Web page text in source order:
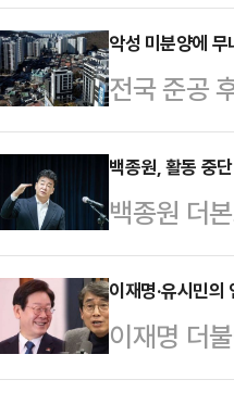
기를 잡아
광훈 목사
호 전 여의
전 부원장
흔들 '막판
후보 아들
보와 배우
한 화력 극
로 풀이된
호 씨를 둘
악성 미분양에
전국 준공
최대치를
는 미분양
선 정국까
도산 공포
지난 4월
6453가구)
5.2…
백종원, 활동 중
백종원 더
튜브 채널
백종원의
가맹점주
역전우동,
이재명·유시민
이재명 더
민 씨의 28